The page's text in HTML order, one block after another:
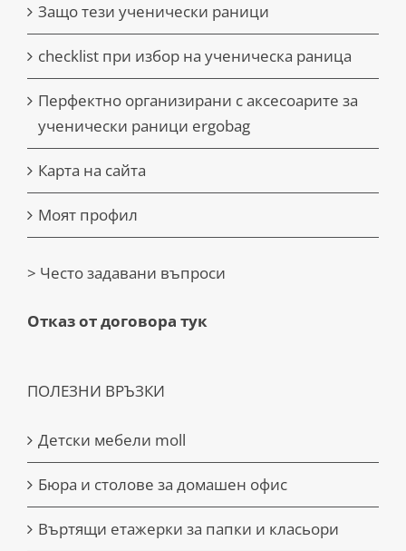
Защо тези ученически раници
checklist при избор на ученическа раница
Перфектно организирани с аксесоарите за
ученически раници ergobag
Карта на сайта
Моят профил
> Често задавани въпроси
Отказ от договора тук
ПОЛЕЗНИ ВРЪЗКИ
Детски мебели moll
Бюра и столове за домашен офис
Въртящи етажерки за папки и класьори